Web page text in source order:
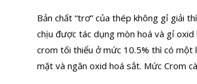
Bản chất “trơ” của thép không gỉ giải
chịu được tác dụng mòn hoá và gỉ
crom tối thiểu ở mức 10.5% thì có một
mặt và ngăn oxid hoá sắt. Mức Crom